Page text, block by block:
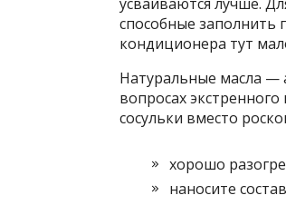
способные заполнить
кондиционера тут
Натуральные масла —
вопросах
сосульки вместо
хорошо
наносите